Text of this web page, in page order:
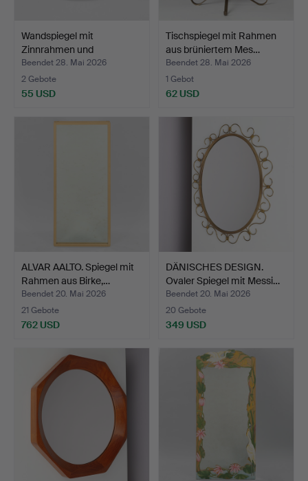
Wandspiegel mit
Zinnrahmen und
Schwanenmot…
Beendet 28. Mai 2026
2 Gebote
55 USD
Tischspiegel mit Rahmen
aus brüniertem Mes…
Beendet 28. Mai 2026
1 Gebot
62 USD
ALVAR AALTO. Spiegel mit
Rahmen aus Birke,…
Beendet 20. Mai 2026
21 Gebote
762 USD
DÄNISCHES DESIGN.
Ovaler Spiegel mit Messi…
Beendet 20. Mai 2026
20 Gebote
349 USD